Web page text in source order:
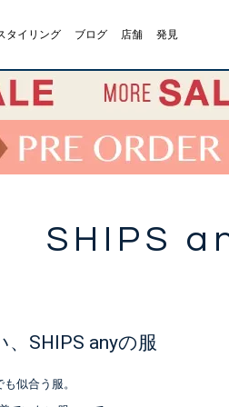
タイリング ブログ 店舗 発見
SHIPS
SHIPS anyの服
似合う服。